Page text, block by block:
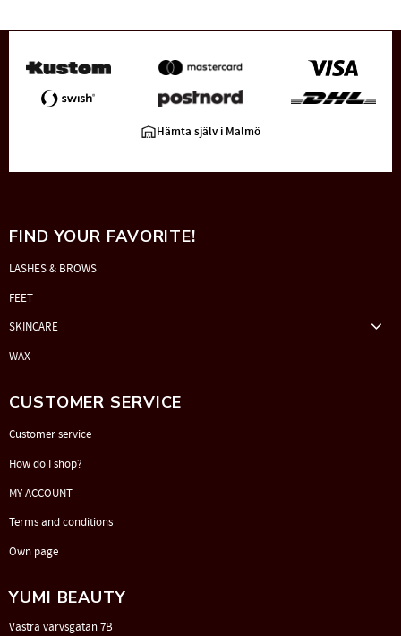
Hämta själv i Malmö
FIND YOUR FAVORITE!
LASHES & BROWS
FEET
SKINCARE
WAX
CUSTOMER SERVICE
Customer service
How do I shop?
MY ACCOUNT
Terms and conditions
Own page
YUMI BEAUTY
Västra varvsgatan 7B